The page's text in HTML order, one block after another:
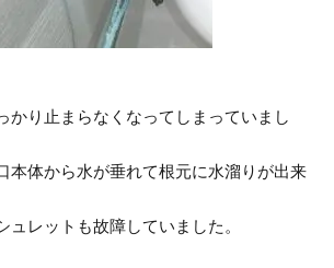
かり止まらなくなってしまっていまし
本体から水が垂れて根元に水溜りが出来
ュレットも故障していました。